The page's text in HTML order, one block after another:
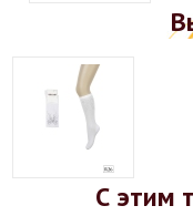
С этим